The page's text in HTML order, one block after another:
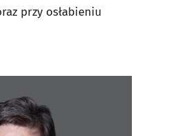
przy osłabieniu